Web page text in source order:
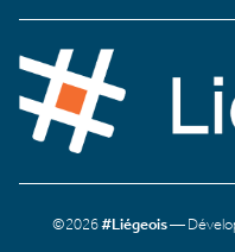
©2026#Liégeois—